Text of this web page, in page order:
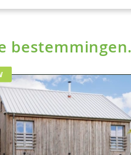
bestemmingen.